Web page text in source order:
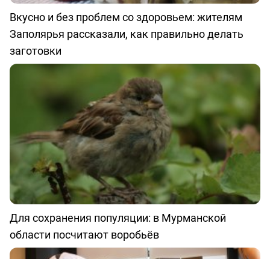
Вкусно и без проблем со здоровьем: жителям
Заполярья рассказали, как правильно делать
заготовки
Для сохранения популяции: в Мурманской
области посчитают воробьёв